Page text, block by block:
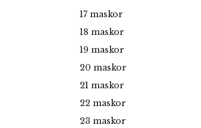
17 maskor
18 maskor
19 maskor
20 maskor
21 maskor
22 maskor
23 maskor